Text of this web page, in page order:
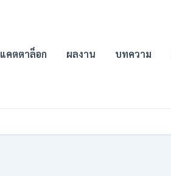
แคตตาล็อก ผลงาน บทความ